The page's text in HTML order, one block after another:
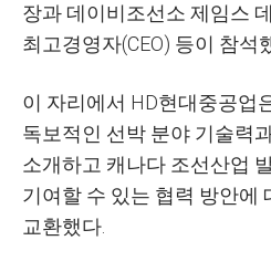
장과 데이비조선소 제임스
최고경영자(CEO) 등이 참석
이 자리에서 HD현대중공업
독보적인 선박 분야 기술력
소개하고 캐나다 조선산업
기여할 수 있는 협력 방안에
교환했다.